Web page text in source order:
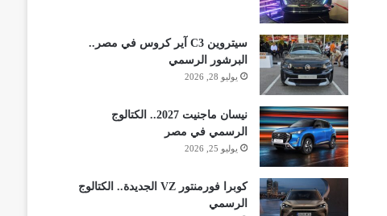
سيتروين C3 آير كروس في مصر..
البرشور الرسمي
يوليو 28, 2026
نيسان ماجنيت 2027.. الكتالوج
الرسمي في مصر
يوليو 25, 2026
كوبرا فورمنتور VZ الجديدة.. الكتالوج
الرسمي